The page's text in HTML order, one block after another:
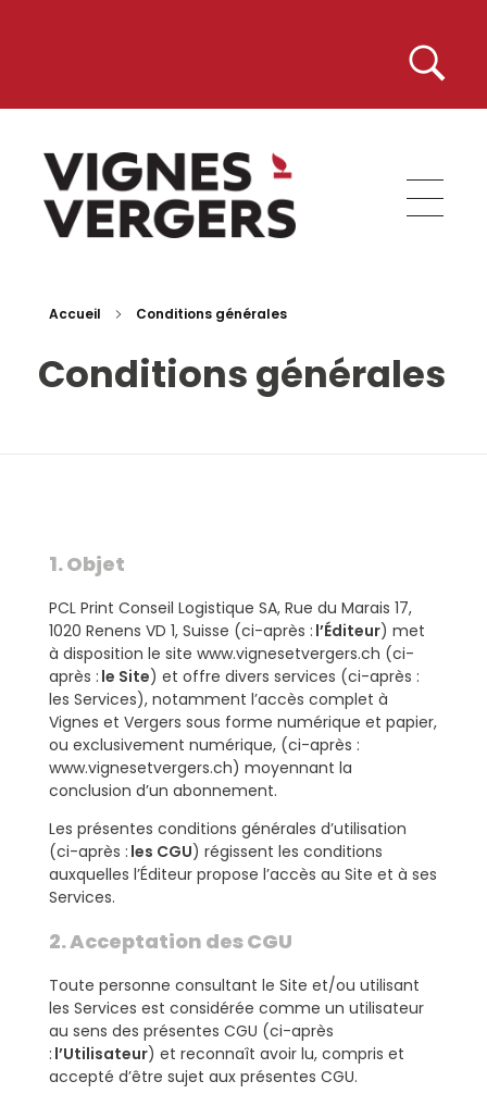
Accueil Conditions générales
Conditions générales
1. Objet
PCL Print Conseil Logistique SA, Rue du Marais 17,
1020 Renens VD 1, Suisse (ci-après : l’Éditeur) met
à disposition le site www.vignesetvergers.ch (ci-
après : le Site) et offre divers services (ci-après :
les Services), notamment l’accès complet à
Vignes et Vergers sous forme numérique et papier,
ou exclusivement numérique, (ci-après :
www.vignesetvergers.ch) moyennant la
conclusion d’un abonnement.
Les présentes conditions générales d’utilisation
(ci-après : les CGU) régissent les conditions
auxquelles l’Éditeur propose l’accès au Site et à ses
Services.
2. Acceptation des CGU
Toute personne consultant le Site et/ou utilisant
les Services est considérée comme un utilisateur
au sens des présentes CGU (ci-après
: l’Utilisateur) et reconnaît avoir lu, compris et
accepté d’être sujet aux présentes CGU.